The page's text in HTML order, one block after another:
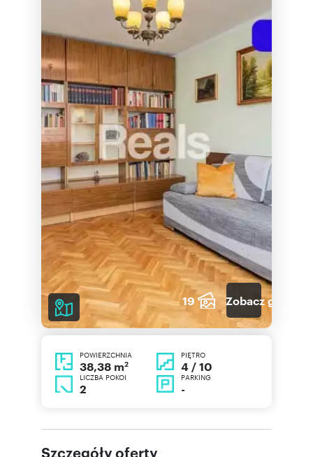
19 Zobacz galerię
POWIERZCHNIA
38,38 m2
PIĘTRO
4 / 10
LICZBA POKOI
2
PARKING
-
Szczegóły oferty